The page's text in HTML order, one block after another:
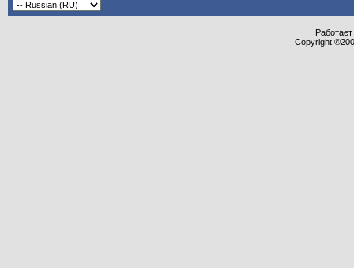
Copyright